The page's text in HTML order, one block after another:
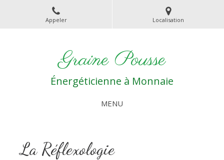
Appeler Localisation
Graine Pousse
Énergéticienne à Monnaie
MENU
La Réflexologie